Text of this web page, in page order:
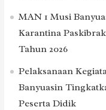
MAN 1 Musi
Karantina
Tahun 2026
Pelaksanaan
Banyuasin
Peserta Didik